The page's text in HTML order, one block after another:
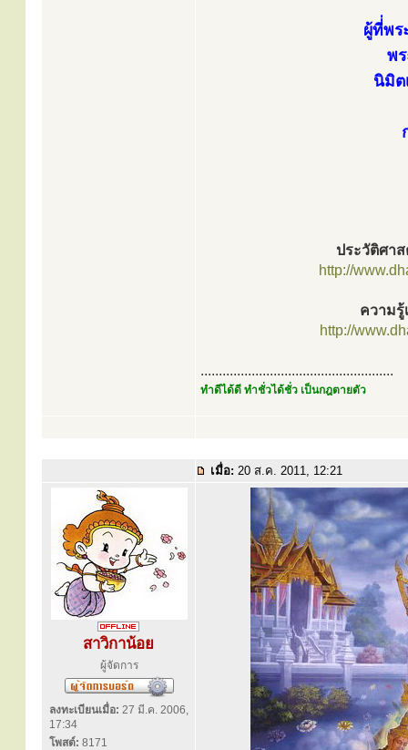
ผู้ที่่พร
พ
นิมิต
ประวัติศา
http://
ความรู้
http://
.....................................................
ทำดีได้ดี ทำชั่วได้ชั่ว เป็นกฎตายตัว
เมื่อ: 20 ส.ค. 2011, 12:21
สาวิกาน้อย
ผู้จัดการ
ลงทะเบียนเมื่อ: 27 มี.ค. 2006,
17:34
โพสต์: 8171